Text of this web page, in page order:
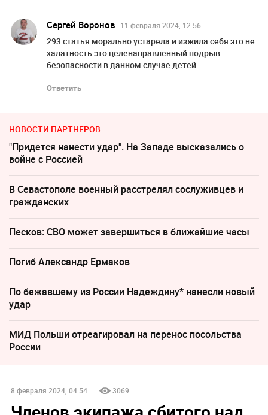
Сергей Воронов 11 февраля 2024, 12:56
293 статья морально устарела и изжила себя это не
халатность это целенаправленный подрыв
безопасности в данном случае детей
Ответить
НОВОСТИ ПАРТНЕРОВ
"Придется нанести удар". На Западе высказались о
войне с Россией
В Севастополе военный расстрелял сослуживцев и
гражданских
Песков: СВО может завершиться в ближайшие часы
Погиб Александр Ермаков
По бежавшему из России Надеждину* нанесли новый
удар
МИД Польши отреагировал на перенос посольства
России
8 февраля 2024, 04:54 3069